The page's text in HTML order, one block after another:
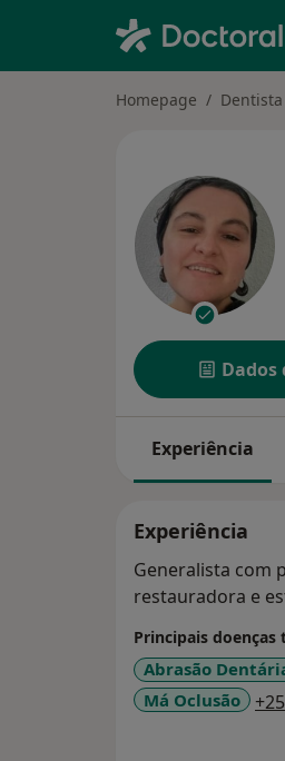
Homepage Dentista
Dados
Experiência
Experiência
Generalista com
restauradora e
Principais doenças
Abrasão
Má Oclusão
+25